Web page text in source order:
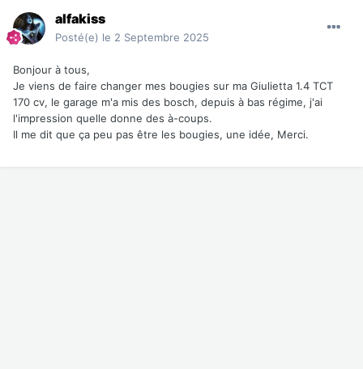
alfakiss
Posté(e) le 2 Septembre 2025
Bonjour à tous,
Je viens de faire changer mes bougies sur ma Giulietta 1.4 TCT
170 cv, le garage m'a mis des bosch, depuis à bas régime, j'ai
l'impression quelle donne des à-coups.
Il me dit que ça peu pas être les bougies, une idée, Merci.